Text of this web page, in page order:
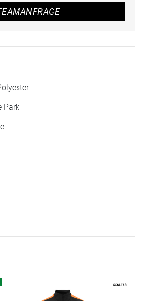
Park